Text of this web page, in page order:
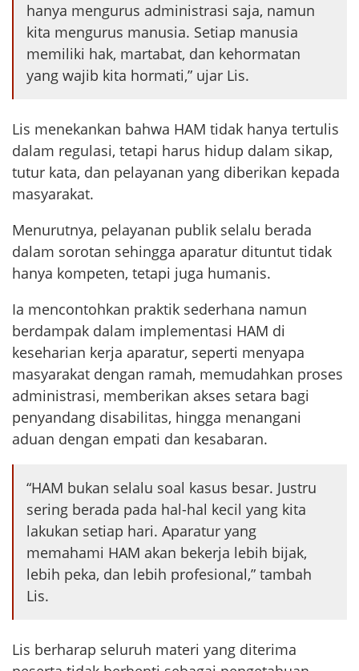
hanya mengurus administrasi saja, namun
kita mengurus manusia. Setiap manusia
memiliki hak, martabat, dan kehormatan
yang wajib kita hormati,” ujar Lis.
Lis menekankan bahwa HAM tidak hanya tertulis
dalam regulasi, tetapi harus hidup dalam sikap,
tutur kata, dan pelayanan yang diberikan kepada
masyarakat.
Menurutnya, pelayanan publik selalu berada
dalam sorotan sehingga aparatur dituntut tidak
hanya kompeten, tetapi juga humanis.
Ia mencontohkan praktik sederhana namun
berdampak dalam implementasi HAM di
keseharian kerja aparatur, seperti menyapa
masyarakat dengan ramah, memudahkan proses
administrasi, memberikan akses setara bagi
penyandang disabilitas, hingga menangani
aduan dengan empati dan kesabaran.
“HAM bukan selalu soal kasus besar. Justru
sering berada pada hal-hal kecil yang kita
lakukan setiap hari. Aparatur yang
memahami HAM akan bekerja lebih bijak,
lebih peka, dan lebih profesional,” tambah
Lis.
Lis berharap seluruh materi yang diterima